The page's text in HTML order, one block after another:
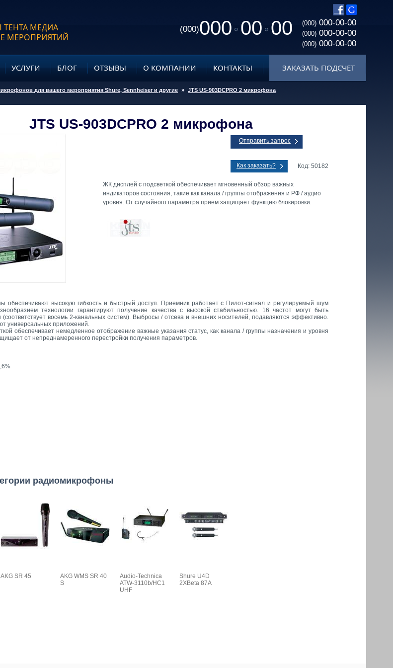
ТЕНТА МЕДИА
МЕРОПРИЯТИЙ
(000)000 00 00 (000) 000-00-00
(000) 000-00-00
(000) 000-00-00
УСЛУГИ БЛОГ ОТЗЫВЫ О КОМПАНИИ КОНТАКТЫ ЗАКАЗАТЬ ПОДСЧЕТ
для вашего мероприятия Shure, Sennheiser и другие » JTS US-903DCPRO 2 микрофона
JTS US-903DCPRO 2 микрофона
Отправить запрос
Как заказать? Код: 50182
ЖК дисплей с подсветкой обеспечивает мгновенный обзор важных
индикаторов состояния, такие как канала / группы отображения и РФ / аудио
уровня. От случайного параметра прием защищает функцию блокировки.
обеспечивают высокую гибкость и быстрый доступ. Приемник работает с Пилот-сигнал и регулируемый шум
технологии гарантируют получение качества с высокой стабильностью. 16 частот могут быть
восемь 2-канальных систем). Выбросы / отсева и внешних носителей, подавляются эффективно.
универсальных приложений.
обеспечивает немедленное отображение важные указания статус, как канала / группы назначения и уровня
от непреднамеренного перестройки получения параметров.
радиомикрофоны
AKG SR 45
AKG WMS SR 40
S
Audio-Technica
ATW-3110b/HC1
UHF
Shure U4D
2XBeta 87A